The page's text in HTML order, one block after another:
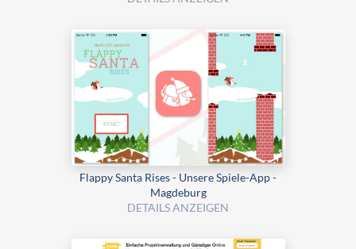
Flappy Santa Rises - Unsere Spiele-App -
Magdeburg
DETAILS ANZEIGEN